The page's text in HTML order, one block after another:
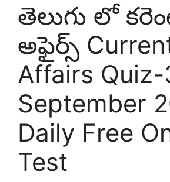
తెలుగు లో
అఫైర్స్
Affairs
September
Daily Free
Test